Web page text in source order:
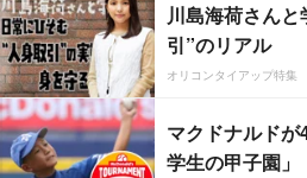
川島海荷さん
引”のリアル
オリコンタイアップ特集
マクドナルド
学生の甲子園」